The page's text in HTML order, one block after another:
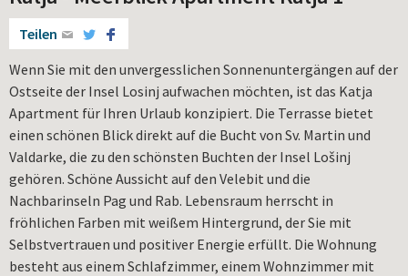
Teilen
Wenn Sie mit den unvergesslichen Sonnenuntergängen auf der
Ostseite der Insel Losinj aufwachen möchten, ist das Katja
Apartment für Ihren Urlaub konzipiert. Die Terrasse bietet
einen schönen Blick direkt auf die Bucht von Sv. Martin und
Valdarke, die zu den schönsten Buchten der Insel Lošinj
gehören. Schöne Aussicht auf den Velebit und die
Nachbarinseln Pag und Rab. Lebensraum herrscht in
fröhlichen Farben mit weißem Hintergrund, der Sie mit
Selbstvertrauen und positiver Energie erfüllt. Die Wohnung
besteht aus einem Schlafzimmer, einem Wohnzimmer mit